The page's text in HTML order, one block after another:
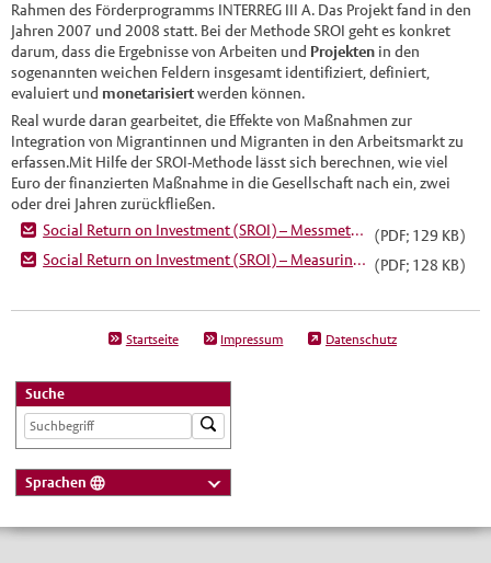
Rahmen des Förderprogramms INTERREG III A. Das Projekt fand in den
Jahren 2007 und 2008 statt. Bei der Methode SROI geht es konkret
darum, dass die Ergebnisse von Arbeiten und Projektenin den
sogenannten weichen Feldern insgesamt identifiziert, definiert,
evaluiert und monetarisiertwerden können.
Real wurde daran gearbeitet, die Effekte von Maßnahmen zur
Integration von Migrantinnen und Migranten in den Arbeitsmarkt zu
erfassen.Mit Hilfe der SROI-Methode lässt sich berechnen, wie viel
Euro der finanzierten Maßnahme in die Gesellschaft nach ein, zwei
oder drei Jahren zurückfließen.
Social Return on Investment (SROI) – Messmethodik, um gesellschaftliche Renditen öffentlicher Investitionen darzustellen
(PDF; 129 KB)
Social Return on Investment (SROI) – Measuring Method for the Representation of Social Returns on Public Investments (PDF; 128 KB)
Startseite Impressum Datenschutz
Suche
Sprachen